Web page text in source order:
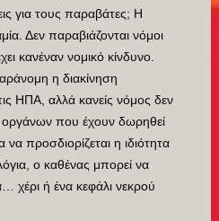
για τους παραβάτες; Η
Δεν παραβιάζονται νόμοι
κανέναν νομικό κίνδυνο.
η διακίνηση
ΗΠΑ, αλλά κανείς νόμος δεν
που έχουν δωρηθεί
προσδιορίζεται η ιδιότητα
ο καθένας μπορεί να
χέρι ή ένα κεφάλι νεκρού